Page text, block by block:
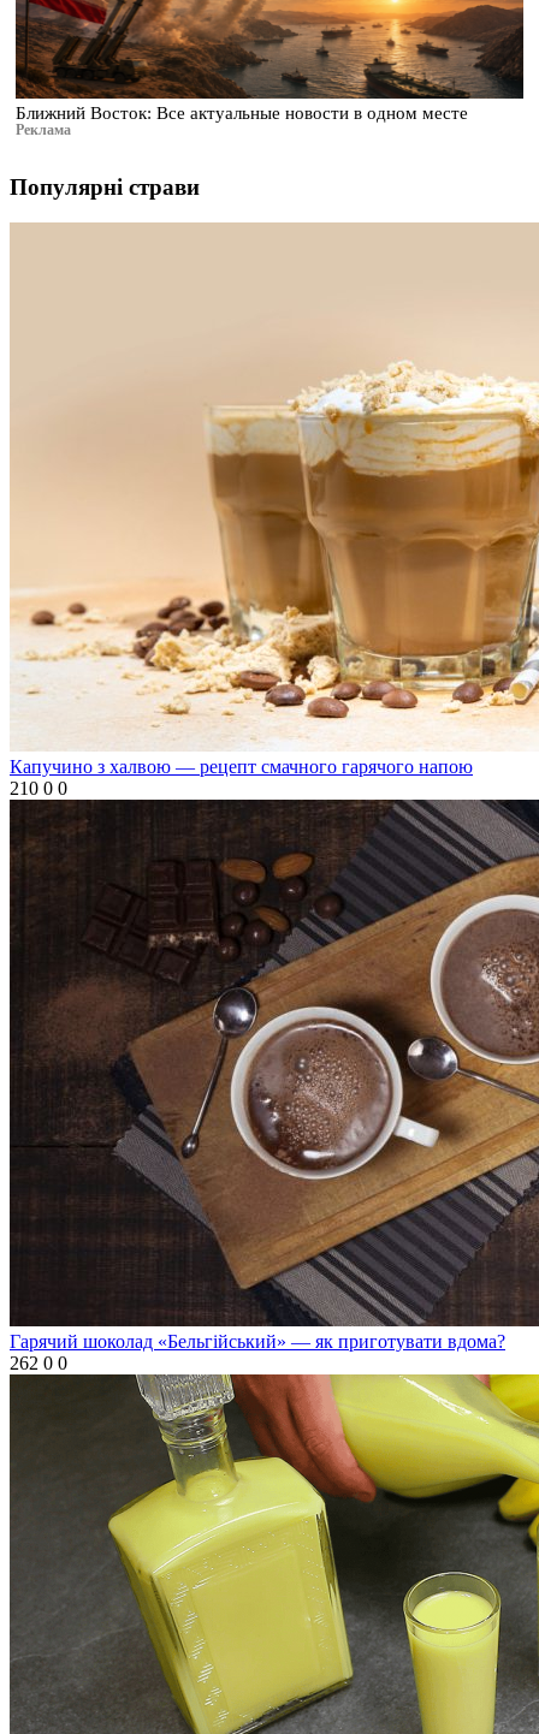
Ближний Восток: Все актуальные новости в одном месте
Реклама
Популярні страви
Капучино з халвою — рецепт смачного гарячого напою
210 0 0
Гарячий шоколад «Бельгійський» — як приготувати вдома?
262 0 0